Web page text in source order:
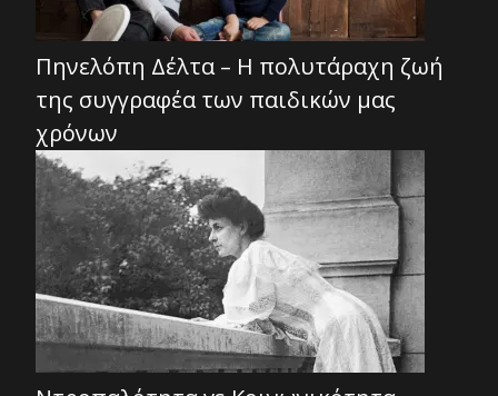
Πηνελόπη Δέλτα – Η πολυτάραχη ζωή
της συγγραφέα των παιδικών μας
χρόνων